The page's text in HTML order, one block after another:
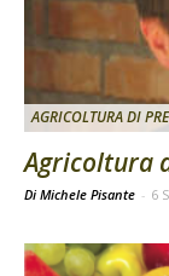
AGRICOLTURA DI
Agricoltura
Di Michele Pisante - 6